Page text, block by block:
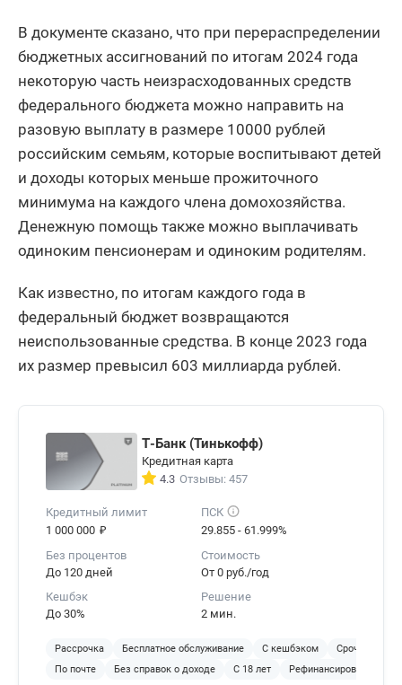
В документе сказано, что при перераспределении
бюджетных ассигнований по итогам 2024 года
некоторую часть неизрасходованных средств
федерального бюджета можно направить на
разовую выплату в размере 10000 рублей
российским семьям, которые воспитывают детей
и доходы которых меньше прожиточного
минимума на каждого члена домохозяйства.
Денежную помощь также можно выплачивать
одиноким пенсионерам и одиноким родителям.
Как известно, по итогам каждого года в
федеральный бюджет возвращаются
неиспользованные средства. В конце 2023 года
их размер превысил 603 миллиарда рублей.
Т-Банк (Тинькофф)
Кредитная карта
4.3 Отзывы: 457
Кредитный лимит
1 000 000 ₽
ПСК
29.855 - 61.999%
Без процентов
До 120 дней
Стоимость
От 0 руб./год
Кешбэк
До 30%
Решение
2 мин.
Рассрочка Бесплатное обслуживание С кешбэком
Срочное
По почте
Без справок о доходе С 18 лет Рефинансирование